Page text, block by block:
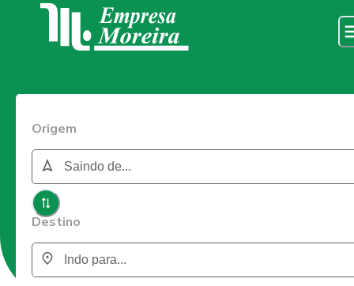
Origem
Destino